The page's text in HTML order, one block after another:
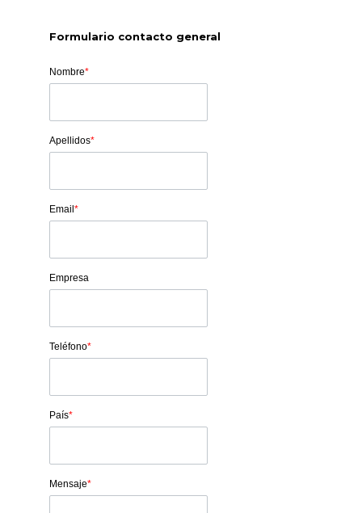
Formulario contacto general
Nombre*
Apellidos*
Email*
Empresa
Teléfono*
País*
Mensaje*